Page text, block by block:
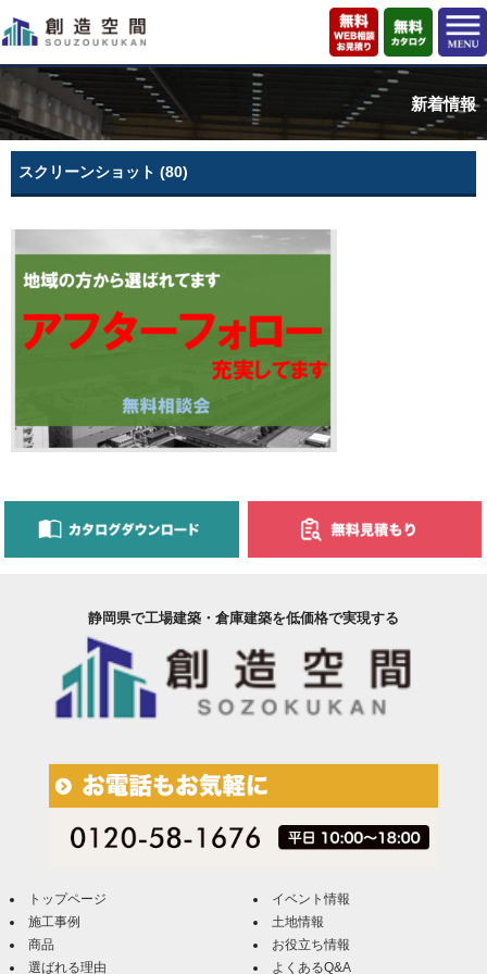
新着情報
スクリーンショット (80)
静岡県で工場建築・倉庫建築を低価格で実現する
トップページ
施工事例
商品
選ばれる理由
イベント情報
土地情報
お役立ち情報
よくあるQ&A